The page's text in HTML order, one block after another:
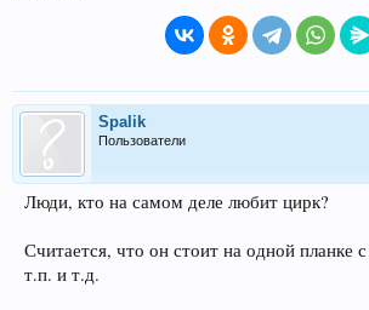
Spalik
Пользователи
Люди, кто на самом деле любит цирк?
Считается, что он стоит на одной планке
т.п. и т.д.